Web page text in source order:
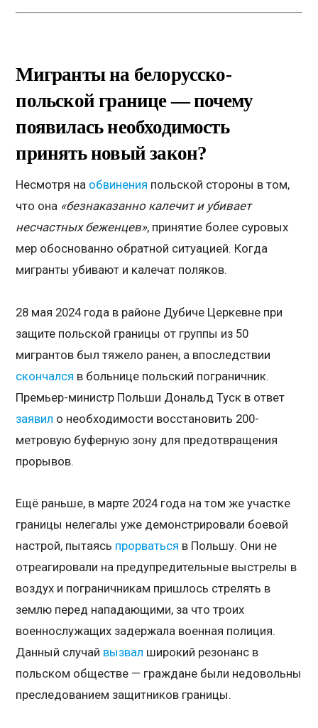
Мигранты на белорусско-
польской границе — почему
появилась необходимость
принять новый закон?
Несмотря на обвинения польской стороны в том,
что она «безнаказанно калечит и убивает
несчастных беженцев», принятие более суровых
мер обоснованно обратной ситуацией. Когда
мигранты убивают и калечат поляков.
28 мая 2024 года в районе Дубиче Церкевне при
защите польской границы от группы из 50
мигрантов был тяжело ранен, а впоследствии
скончался в больнице польский пограничник.
Премьер-министр Польши Дональд Туск в ответ
заявил о необходимости восстановить 200-
метровую буферную зону для предотвращения
прорывов.
Ещё раньше, в марте 2024 года на том же участке
границы нелегалы уже демонстрировали боевой
настрой, пытаясь прорваться в Польшу. Они не
отреагировали на предупредительные выстрелы в
воздух и пограничникам пришлось стрелять в
землю перед нападающими, за что троих
военнослужащих задержала военная полиция.
Данный случай вызвал широкий резонанс в
польском обществе — граждане были недовольны
преследованием защитников границы.